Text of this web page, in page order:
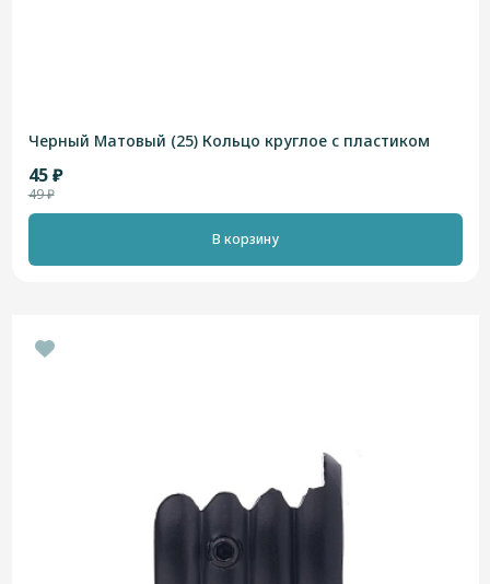
Черный Матовый (25) Кольцо круглое с пластиком
45 ₽
49 ₽
В корзину